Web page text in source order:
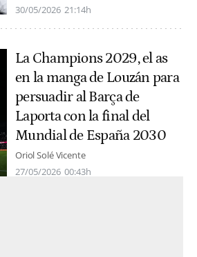
30/05/2026 21:14h
La Champions 2029, el as
en la manga de Louzán para
persuadir al Barça de
Laporta con la final del
Mundial de España 2030
Oriol Solé Vicente
27/05/2026 00:43h